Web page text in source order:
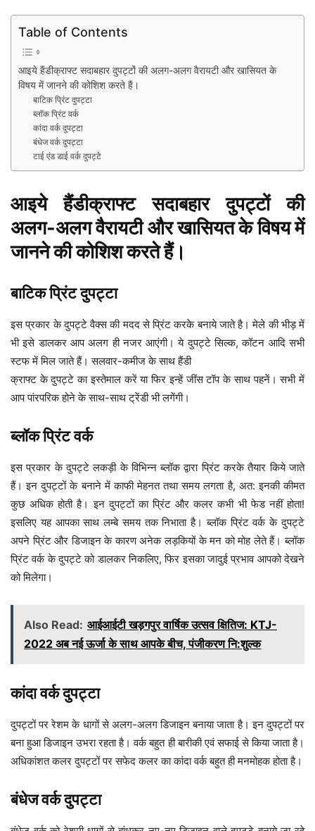
Table of Contents
आइये हैंडीक्राफ्ट सदाबहार दुपट्टों की अलग-अलग वैरायटी और खासियत के
विषय में जानने की कोशिश करते हैं।
बाटिक प्रिंट दुपट्टा
ब्लॉक प्रिंट वर्क
कांदा वर्क दुपट्टा
बंधेज वर्क दुपट्टा
टाई एंड डाई वर्क दुपट्टे
आइये हैंडीक्राफ्ट सदाबहार दुपट्टों की
अलग-अलग वैरायटी और खासियत के विषय में
जानने की कोशिश करते हैं।
बाटिक प्रिंट दुपट्टा
इस प्रकार के दुपट्टे वैक्स की मदद से प्रिंट करके बनाये जाते है। मेले की भीड़ में
भी इसे डालकर आप अलग ही नजर आएंगी। ये दुपट्टे सिल्क, कॉटन आदि सभी
स्टफ में मिल जाते हैं। सलवार-कमीज के साथ हैंडी
क्राफ्ट के दुपट्टे का इस्तेमाल करें या फिर इन्हें जींस टॉप के साथ पहनें। सभी में
आप पांरपरिक होने के साथ-साथ ट्रेंडी भी लगेंगी।
ब्लॉक प्रिंट वर्क
इस प्रकार के दुपट्टे लकड़ी के विभिन्न ब्लॉक द्वारा प्रिंट करके तैयार किये जाते
हैं। इन दुपट्टों के बनाने में काफी मेहनत तथा समय लगता है, अत: इनकी कीमत
कुछ अधिक होती है। इन दुपट्टों का प्रिंट और कलर कभी भी फेड नहीं होता!
इसलिए यह आपका साथ लम्बे समय तक निभाता है। ब्लॉक प्रिंट वर्क के दुपट्टे
अपने प्रिंट और डिजाइन के कारण अनेक लड़कियों के मन को मोह लेते हैं। ब्लॉक
प्रिंट वर्क के दुपट्टे को डालकर निकलिए, फिर इसका जादुई प्रभाव आपको देखने
को मिलेगा।
Also Read: आईआईटी खड़गपुर वार्षिक उत्सव क्षितिज: KTJ-
2022 अब नई ऊर्जा के साथ आपके बीच, पंजीकरण नि:शुल्क
कांदा वर्क दुपट्टा
दुपट्टों पर रेशम के धागों से अलग-अलग डिजाइन बनाया जाता है। इन दुपट्टों पर
बना हुआ डिजाइन उभरा रहता है। वर्क बहुत ही बारीकी एवं सफाई से किया जाता है।
अधिकांशत कलर दुपट्टों पर सफेद कलर का कांदा वर्क बहुत ही मनमोहक होता है।
बंधेज वर्क दुपट्टा